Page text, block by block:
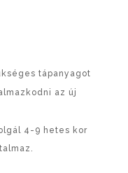
tápanyagot
az új
4-9 hetes kor